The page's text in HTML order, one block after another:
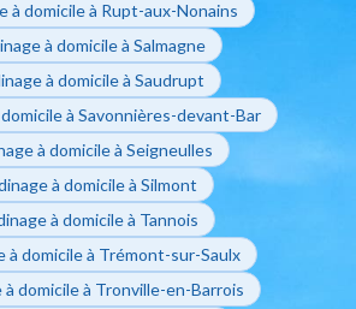
à domicile à Rupt-aux-Nonains
à domicile à Salmagne
à domicile à Saudrupt
domicile à Savonnières-devant-Bar
à domicile à Seigneulles
à domicile à Silmont
à domicile à Tannois
à domicile à Trémont-sur-Saulx
à domicile à Tronville-en-Barrois